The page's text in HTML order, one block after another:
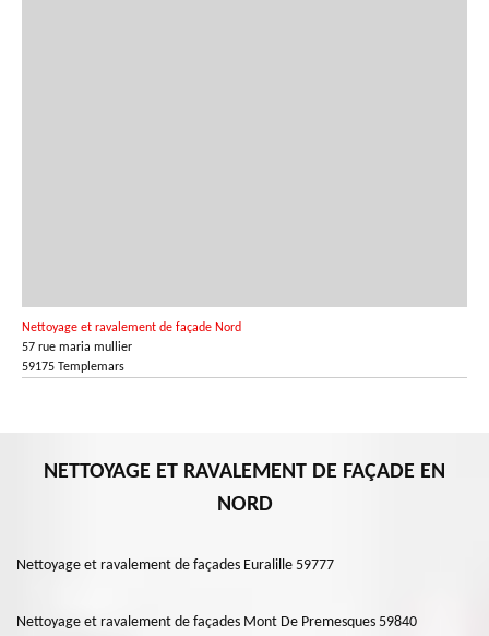
Nettoyage et ravalement de façade Nord
57 rue maria mullier
59175 Templemars
NETTOYAGE ET RAVALEMENT DE FAÇADE EN
NORD
Nettoyage et ravalement de façades Euralille 59777
Nettoyage et ravalement de façades Mont De Premesques 59840